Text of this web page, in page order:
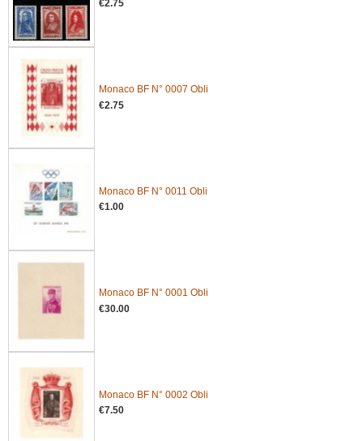
€2.75
Monaco BF N° 0007 Obli
€2.75
Monaco BF N° 0011 Obli
€1.00
Monaco BF N° 0001 Obli
€30.00
Monaco BF N° 0002 Obli
€7.50